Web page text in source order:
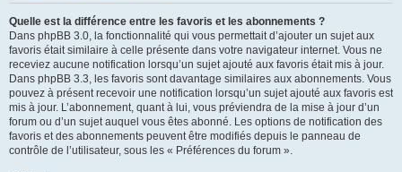
Quelle est la différence entre les favoris et les abonnements ?
Dans phpBB 3.0, la fonctionnalité qui vous permettait d’ajouter un sujet aux
favoris était similaire à celle présente dans votre navigateur internet. Vous ne
receviez aucune notification lorsqu’un sujet ajouté aux favoris était mis à jour.
Dans phpBB 3.3, les favoris sont davantage similaires aux abonnements. Vous
pouvez à présent recevoir une notification lorsqu’un sujet ajouté aux favoris est
mis à jour. L’abonnement, quant à lui, vous préviendra de la mise à jour d’un
forum ou d’un sujet auquel vous êtes abonné. Les options de notification des
favoris et des abonnements peuvent être modifiés depuis le panneau de
contrôle de l’utilisateur, sous les « Préférences du forum ».